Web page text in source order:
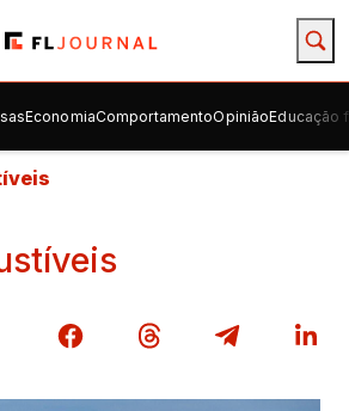
EconomiaComportamentoOpiniãoEducação